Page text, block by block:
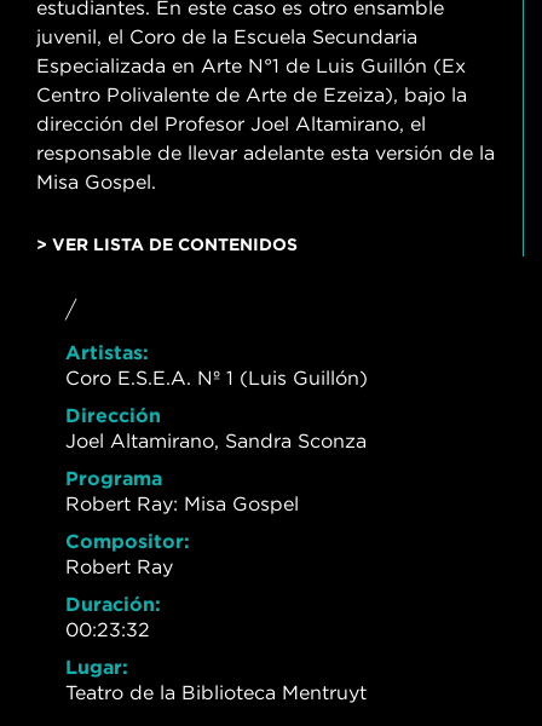
estudiantes. En este caso es otro ensamble
juvenil, el Coro de la Escuela Secundaria
Especializada en Arte N°1 de Luis Guillón (Ex
Centro Polivalente de Arte de Ezeiza), bajo la
dirección del Profesor Joel Altamirano, el
responsable de llevar adelante esta versión de la
Misa Gospel.
> VER LISTA DE CONTENIDOS
/
Artistas:
Coro E.S.E.A. Nº 1 (Luis Guillón)
Dirección
Joel Altamirano, Sandra Sconza
Programa
Robert Ray: Misa Gospel
Compositor:
Robert Ray
Duración:
00:23:32
Lugar:
Teatro de la Biblioteca Mentruyt